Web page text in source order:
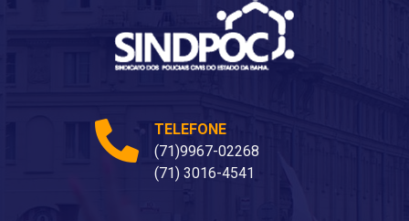
TELEFONE
(71)9967-02268
(71) 3016-4541